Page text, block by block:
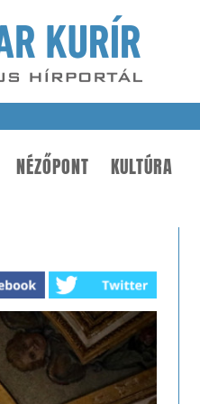
NÉZŐPONT KULTÚRA